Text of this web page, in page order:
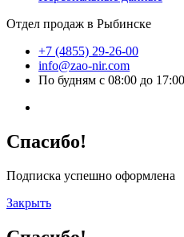
Отдел продаж в Рыбинске
+7 (4855) 29-26-00
info@zao-nir.com
По будням с 08:00 до 17:00
Спасибо!
Подписка успешно оформлена
Закрыть